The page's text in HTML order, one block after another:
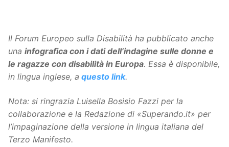
Il Forum Europeo sulla Disabilità ha pubblicato anche
una infografica con i dati dell’indagine sulle donne e
le ragazze con disabilità in Europa. Essa è disponibile,
in lingua inglese, a questo link.
Nota: si ringrazia Luisella Bosisio Fazzi per la
collaborazione e la Redazione di «Superando.it» per
l’impaginazione della versione in lingua italiana del
Terzo Manifesto.